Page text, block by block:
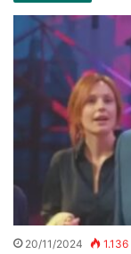
20/11/2024 1.136